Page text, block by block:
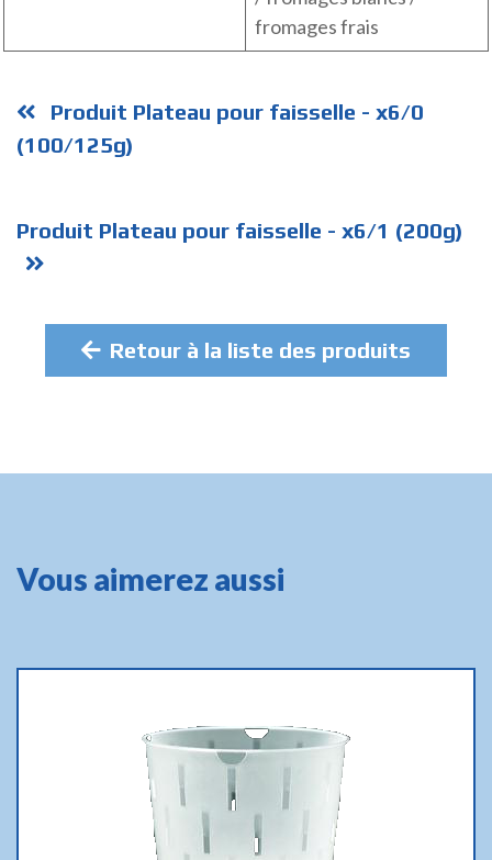
fromages frais
Produit Plateau pour faisselle - x6/0
(100/125g)
Produit Plateau pour faisselle - x6/1 (200g)
Retour à la liste des produits
Vous aimerez aussi